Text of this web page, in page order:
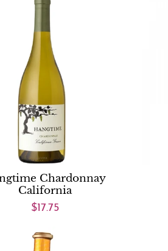
Chardonnay
California
$17.75